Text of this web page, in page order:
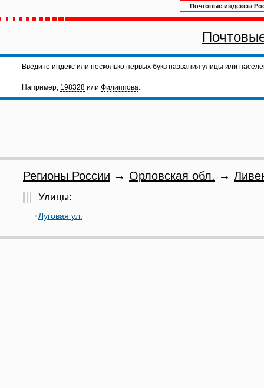
Почтовые индексы
Введите индекс или несколько первых букв названия улицы или
Например, 198328 или Филиппова.
Регионы России → Орловская обл. →
Улицы:
Луговая ул.